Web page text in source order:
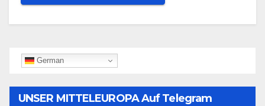
German
UNSER MITTELEUROPA Auf Telegram